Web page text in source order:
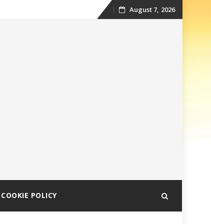
Skip
August 7, 2026
COOKIE POLICY